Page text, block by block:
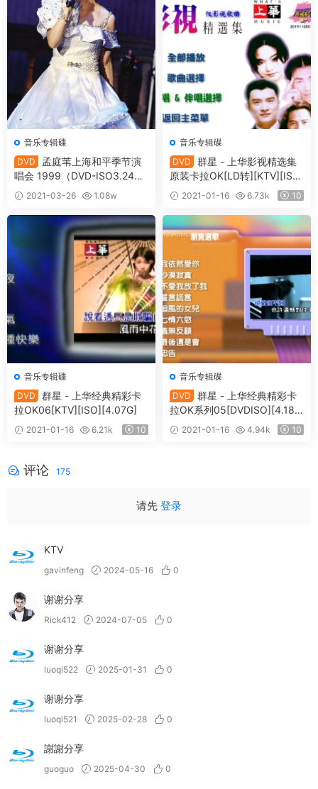
音乐专辑碟
DVD
孟庭苇上海和平季节演
唱会 1999（DVD-ISO3.24
G）2021-03-26
1.08w
音乐专辑碟
DVD
群星 - 上华影视精选集
原装卡拉OK[LD转][KTV][ISO]
[7.6GB]
2021-01-16 6.73k 10
音乐专辑碟
DVD
群星 - 上华经典精彩卡
拉OK06[KTV][ISO][4.07G]
2021-01-16 6.21k 10
音乐专辑碟
DVD
群星 - 上华经典精彩卡
拉OK系列05[DVDISO][4.18
G] 2021-01-16 4.94k 10
评论 175
请先 登录
KTV
gavinfeng 2024-05-16 0
谢谢分享
Rick412 2024-07-05 0
谢谢分享
luoqi522 2025-01-31 0
谢谢分享
luoqi521 2025-02-28 0
謝謝分享
guoguo 2025-04-30 0